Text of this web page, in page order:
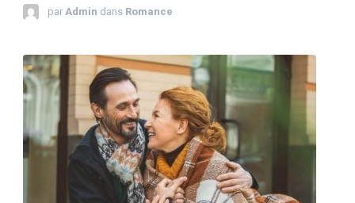
par Admin dans Romance